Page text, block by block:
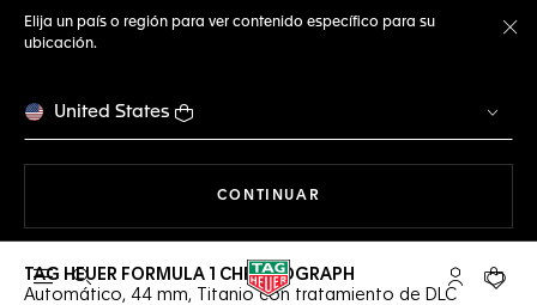
Elija un país o región para ver contenido específico para su
ubicación.
United States
CONTINUAR
Abrir el menú de búsqueda Cuenta Mi
Su
TAG HEUER FORMULA 1 CHRONOGRAPH
Automático, 44 mm, Titanio con tratamiento de DLC